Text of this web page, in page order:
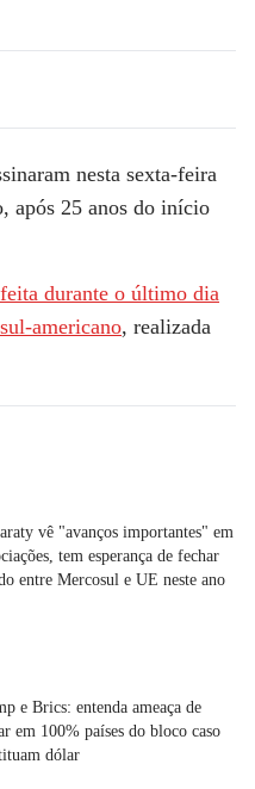
Mercosul e União Europeia fecham acordo histórico nesta sexta | CNN ARENA
nesta sexta-feira
após 25 anos do início
durante o último dia
americano, realizada
vê "avanços importantes" em
tem esperança de fechar
entre Mercosul e UE neste ano
e Brics: entenda ameaça de
em 100% países do bloco caso
dólar